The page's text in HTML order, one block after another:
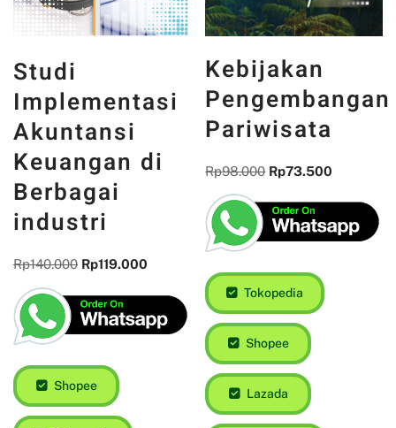
Studi
Implementasi
Akuntansi
Keuangan di
Berbagai
industri
Rp140.000 Rp119.000
Shopee
Kebijakan
Pengembangan
Pariwisata
Rp98.000 Rp73.500
Tokopedia
Shopee
Lazada